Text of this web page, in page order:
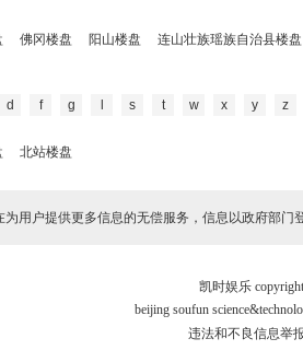
佛冈楼盘 阳山楼盘 连山壮族瑶族自治县楼盘
d f g s t w x y z
北站楼盘
为用户提供更多信息的无偿服务，信息以政府部门
凯时娱乐
beijing soufun
违法和不良信息举